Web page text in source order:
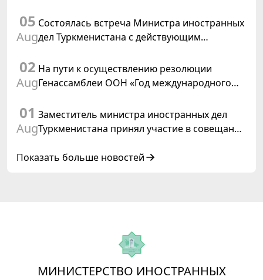
Швейцарской Конфедерации
05
Aug
Состоялась встреча Министра иностранных
дел Туркменистана с действующим
02
Aug
На пути к осуществлению резолюции
Генассамблеи ООН «Год международного
Туркменистаном
01
Aug
Заместитель министра иностранных дел
Туркменистана принял участие в совещании
сотрудничества «Центральная Азия –
Показать больше новостей
МИНИСТЕРСТВО ИНОСТРАННЫХ